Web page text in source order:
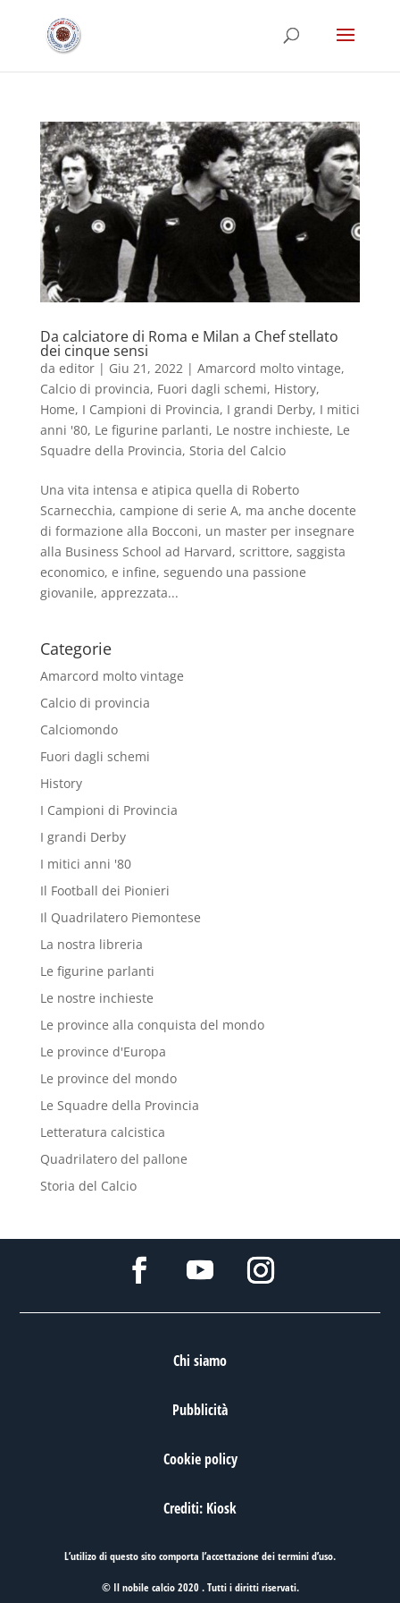
Da calciatore di Roma e Milan a Chef stellato
dei cinque sensi
da editor| Giu 21, 2022 | Amarcord molto vintage,
Calcio di provincia, Fuori dagli schemi, History,
Home, I Campioni di Provincia, I grandi Derby, I mitici
anni '80, Le figurine parlanti, Le nostre inchieste, Le
Squadre della Provincia, Storia del Calcio
Una vita intensa e atipica quella di Roberto
Scarnecchia, campione di serie A, ma anche docente
di formazione alla Bocconi, un master per insegnare
alla Business School ad Harvard, scrittore, saggista
economico, e infine, seguendo una passione
giovanile, apprezzata...
Categorie
Amarcord molto vintage
Calcio di provincia
Calciomondo
Fuori dagli schemi
History
I Campioni di Provincia
I grandi Derby
I mitici anni '80
Il Football dei Pionieri
Il Quadrilatero Piemontese
La nostra libreria
Le figurine parlanti
Le nostre inchieste
Le province alla conquista del mondo
Le province d'Europa
Le province del mondo
Le Squadre della Provincia
Letteratura calcistica
Quadrilatero del pallone
Storia del Calcio
Chi siamo
Pubblicità
Cookie policy
Crediti: Kiosk
L’utilizo di questo sito comporta l’accettazione deitermini d’uso.
© Il nobile calcio 2020 . Tutti i diritti riservati.